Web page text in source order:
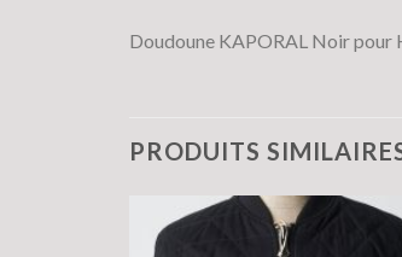
Doudoune KAPORAL Noir pour
PRODUITS